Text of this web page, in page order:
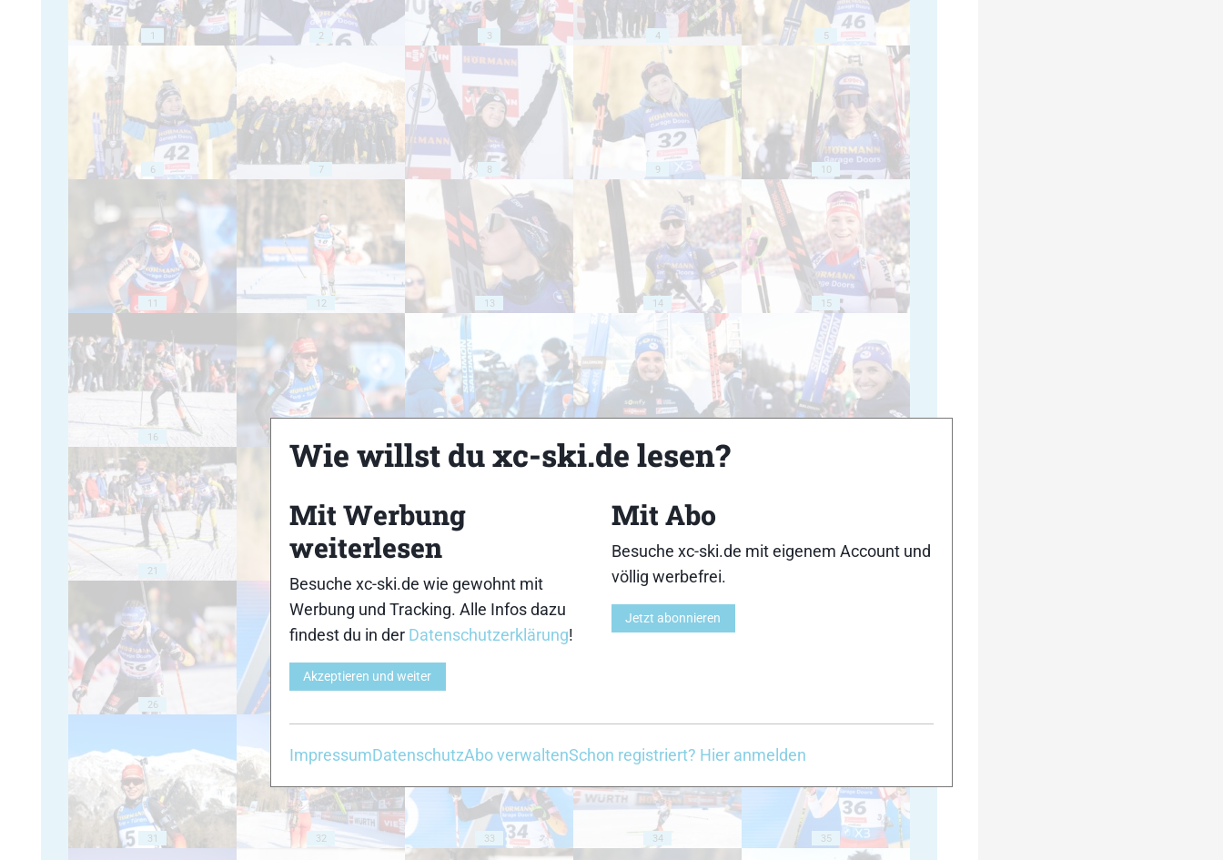
1 2 3 4 5
6 7 8 9 10
11 12 13 14 15
16
21 24
26
31 32 33 34 35
Wie willst du xc-ski.de lesen?
Mit Werbung
weiterlesen
Besuche xc-ski.de wie gewohnt mit
Werbung und Tracking. Alle Infos dazu
findest du in der Datenschutzerklärung!
Akzeptieren und weiter
Mit Abo
Besuche xc-ski.de mit eigenem Account und
völlig werbefrei.
Jetzt abonnieren
ImpressumDatenschutzAbo verwaltenSchon registriert? Hier anmelden